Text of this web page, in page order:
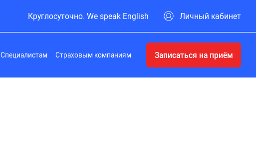
Круглосуточно. We speak English Личный кабинет
Специалистам Страховым компаниям Записаться на приём